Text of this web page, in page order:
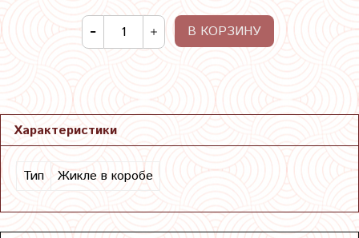
В КОРЗИНУ
Характеристики
Тип Жикле в коробе